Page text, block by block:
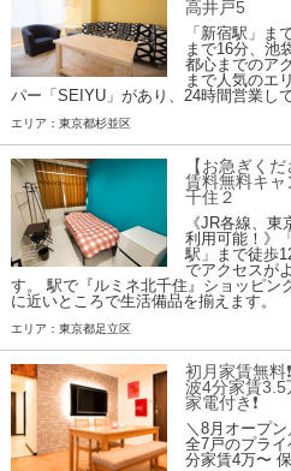
高井戸5
「新宿駅」ま
まで16分、池
都心までのア
まで人気のエ
パー「SEIYU」があり、24時間営業し
エリア：東京都杉並区
【お急ぎく
賃料無料キ
千住２
《JR各線、
利用可能！》
駅」まで徒歩
でアクセスが
す。 駅で『ルミネ北千住』ショッピン
に近いところで生活備品を揃えます。
エリア：東京都足立区
初月家賃無料
波4分家賃3.5
家電付き❗
＼8月オープ
全7戸のプラ
分家賃4万〜